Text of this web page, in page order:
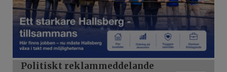
Politiskt reklammeddelande